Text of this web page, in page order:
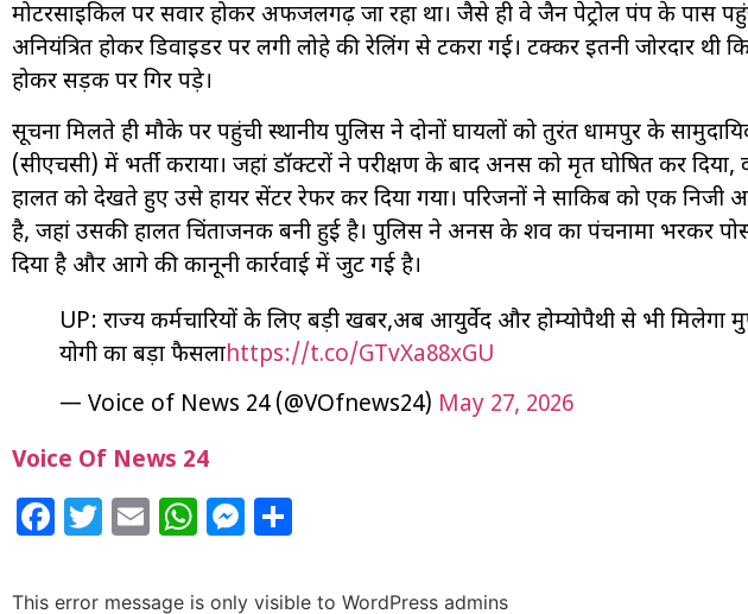
मोटरसाइकिल पर सवार होकर अफजलगढ़ जा रहा था। जैसे ही वे जैन पेट्रोल पंप के पास
अनियंत्रित होकर डिवाइडर पर लगी लोहे की रेलिंग से टकरा गई। टक्कर इतनी जोरदार थी
होकर सड़क पर गिर पड़े।
सूचना मिलते ही मौके पर पहुंची स्थानीय पुलिस ने दोनों घायलों को तुरंत धामपुर के
(सीएचसी) में भर्ती कराया। जहां डॉक्टरों ने परीक्षण के बाद अनस को मृत घोषित कर दिया,
हालत को देखते हुए उसे हायर सेंटर रेफर कर दिया गया। परिजनों ने साकिब को एक निजी
है, जहां उसकी हालत चिंताजनक बनी हुई है। पुलिस ने अनस के शव का पंचनामा भरकर
दिया है और आगे की कानूनी कार्रवाई में जुट गई है।
UP: राज्य कर्मचारियों के लिए बड़ी खबर,अब आयुर्वेद और होम्योपैथी से भी मिलेगा
योगी का बड़ा फैसलाhttps://t.co/GTvXa88xGU
— Voice of News 24 (@VOfnews24) May 27, 2026
Voice Of News 24
Facebook
Twitter
EmailWhatsApp
Messenger
This error message is only visible to WordPress admins